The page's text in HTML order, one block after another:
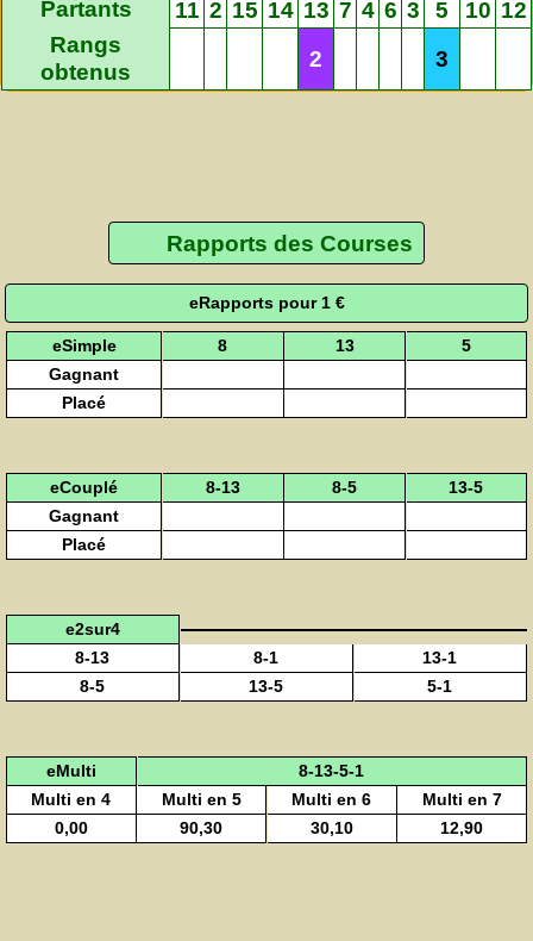
Partants
11 2 15 14 13 7 4 6 3 5 10 12
Rangs
obtenus
2 3
Rapports des Courses
eRapports pour 1 €
eSimple 8 13
5
Gagnant
Placé
eCouplé 8-13 8-5
13-5
Gagnant
Placé
e2sur4
8-13
8-1
13-1
8-5
13-5 5-1
eMulti
8-13-5-1
Multi en 4
Multi en 5 Multi en 6
Multi en 7
0,00
90,30 30,10 12,90